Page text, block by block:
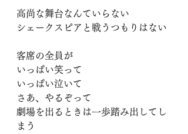
高尚な舞台なんていらない
シェークスピアと戦うつもりはない
客席の全員が
いっぱい笑って
いっぱい泣いて
さあ、やるぞって
劇場を出るときは一歩踏み出してし
まう